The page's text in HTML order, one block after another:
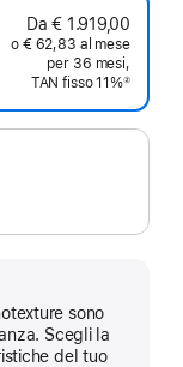
Da € 1.919,00
o € 62,83 al mese
per 36 mesi,
TAN fisso 11%②
sono
Scegli la
del tuo